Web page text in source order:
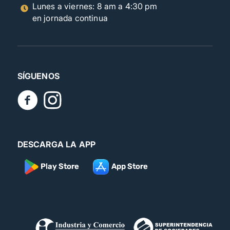
Lunes a viernes: 8 am a 4:30 pm
en jornada continua
SÍGUENOS
DESCARGA LA APP